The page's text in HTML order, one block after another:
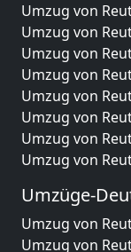
Umzug von
Umzug von
Umzug von
Umzug von
Umzug von
Umzug von
Umzug von
Umzug von
Umzüge-
Umzug von
Umzug von